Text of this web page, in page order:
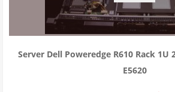
Server Dell Poweredge R610 Rack 1U
E5620